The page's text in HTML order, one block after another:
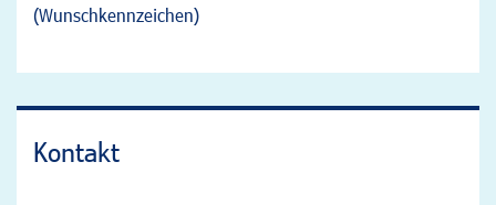
(Wunschkennzeichen)
Kontakt